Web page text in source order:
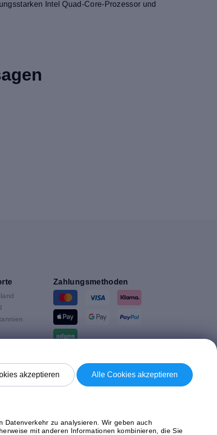
Intel Quad-Core-Prozessor und
Zahlungsmethoden
Versand mit
akzeptieren
Alle Cookies akzeptieren
Datenverkehr zu analysieren. Wir geben auch
mit anderen Informationen kombinieren, die Sie